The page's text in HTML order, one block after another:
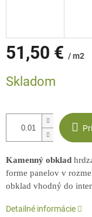
51,50 € / m2
cena:
Skladom
Kamenný obklad
forme panelov v
obklad vhodný do
Detailné informácie